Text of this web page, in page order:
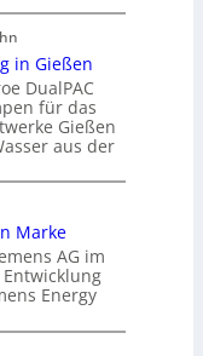
in Gießen
DualPAC
für das
Gießen
aus der
Marke
AG im
Energy